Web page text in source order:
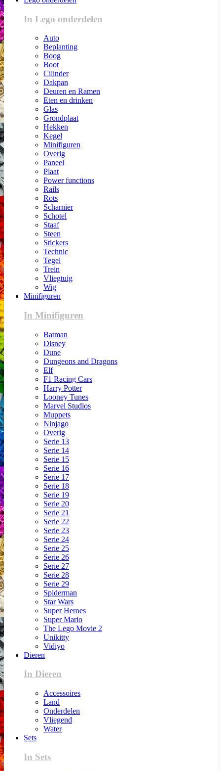
In Lego onderdelen
Auto
Beplanting
Boog
Boot
Cilinder
Dakpan
Deuren en Ramen
Eten en drinken
Glas
Grondplaat
Hekken
Kegel
Minifiguren
Overig
Paneel
Plaat
Power functions
Rails
Rots
Scharnier
Schotel
Staaf
Steen
Stickers
Technic
Tegel
Trein
Vliegtuig
Wig
Minifiguren
In Minifiguren
Batman
Disney
Dune
Dungeons and Dragons
Elf
F1 Racing Cars
Harry Potter
Looney Tunes
Marvel Studios
Muppets
Ninjago
Overig
Serie 13
Serie 14
Serie 15
Serie 16
Serie 17
Serie 18
Serie 19
Serie 20
Serie 21
Serie 22
Serie 23
Serie 24
Serie 25
Serie 26
Serie 27
Serie 28
Serie 29
Spiderman
Star Wars
Super Heroes
Super Mario
The Lego Movie 2
Unikitty
Vidiyo
Dieren
In Dieren
Accessoires
Land
Onderdelen
Vliegend
Water
Sets
In Sets